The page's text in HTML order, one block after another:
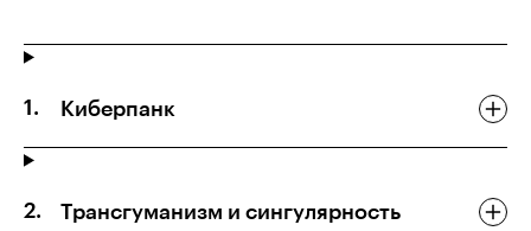
Киберпанк
Трансгуманизм и сингулярность